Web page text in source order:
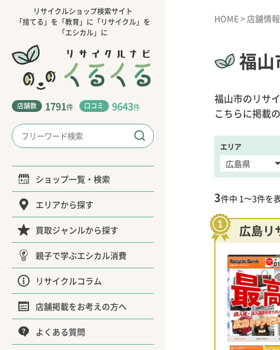
リサイクルショップ検索サイト
「捨てる」を「教育」に「リサイクル」を
「エシカル」に
店舗数 1791件 口コミ 9643件
ショップ一覧・検索
エリアから探す
買取ジャンルから探す
親子で学ぶエシカル消費
リサイクルコラム
店舗掲載をお考えの方へ
よくある質問
HOME> 店舗情報
福
福山市のリサ
こちらに掲載
エリア
3件中 1〜3件を
広島リ